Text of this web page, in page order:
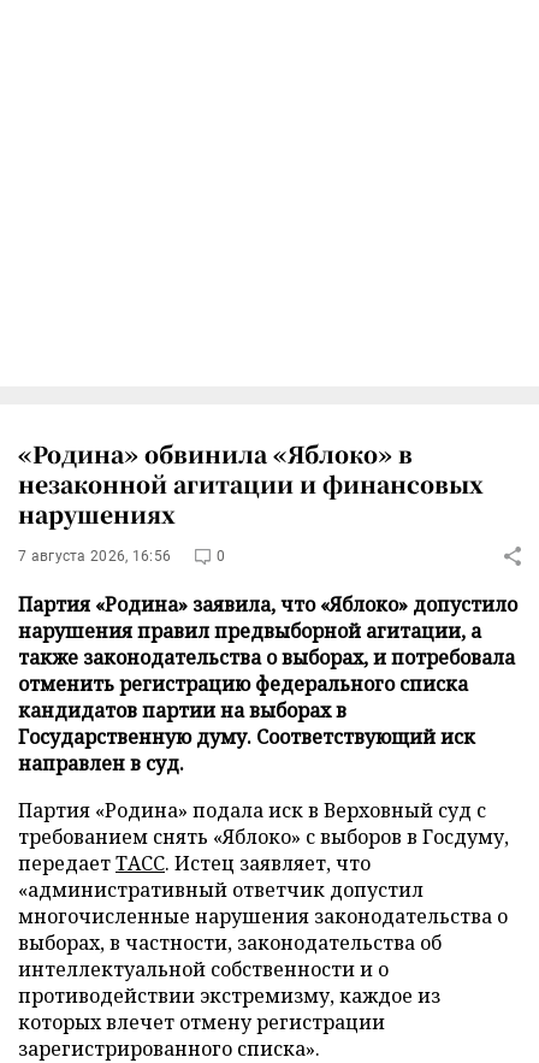
«Родина» обвинила «Яблоко» в
незаконной агитации и финансовых
нарушениях
7 августа 2026, 16:56 0
Партия «Родина» заявила, что «Яблоко» допустило
нарушения правил предвыборной агитации, а
также законодательства о выборах, и потребовала
отменить регистрацию федерального списка
кандидатов партии на выборах в
Государственную думу. Соответствующий иск
направлен в суд.
Партия «Родина» подала иск в Верховный суд с
требованием снять «Яблоко» с выборов в Госдуму,
передаетТАСС. Истец заявляет, что
«административный ответчик допустил
многочисленные нарушения законодательства о
выборах, в частности, законодательства об
интеллектуальной собственности и о
противодействии экстремизму, каждое из
которых влечет отмену регистрации
зарегистрированного списка».